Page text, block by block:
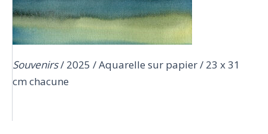
Souvenirs/ 2025 / Aquarelle sur papier / 23 x 31
cm chacune